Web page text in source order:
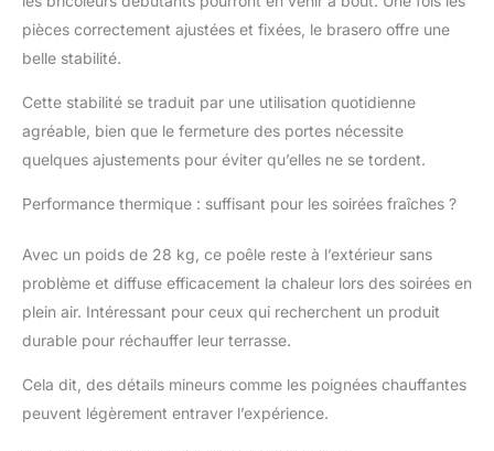
flammes. Grâce à son
poids de 28 kg, il reste
SET COMPLET ET
Chimenea est livré avec
un tisonnier pour
toute sécurité, ainsi
Une housse
imperméable est
également incluse pour
des intempéries
lorsqu'il n'est pas en
service. HAUTE
QUALITÉ : Fabriqué en
pièces correctement ajustées et fixées, le brasero offre une
belle stabilité.
Cette stabilité se traduit par une utilisation quotidienne
agréable, bien que le fermeture des portes nécessite
quelques ajustements pour éviter qu’elles ne se tordent.
Performance thermique : suffisant pour les soirées fraîches ?
Avec un poids de 28 kg, ce poêle reste à l’extérieur sans
problème et diffuse efficacement la chaleur lors des soirées en
plein air. Intéressant pour ceux qui recherchent un produit
durable pour réchauffer leur terrasse.
Cela dit, des détails mineurs comme les poignées chauffantes
peuvent légèrement entraver l’expérience.